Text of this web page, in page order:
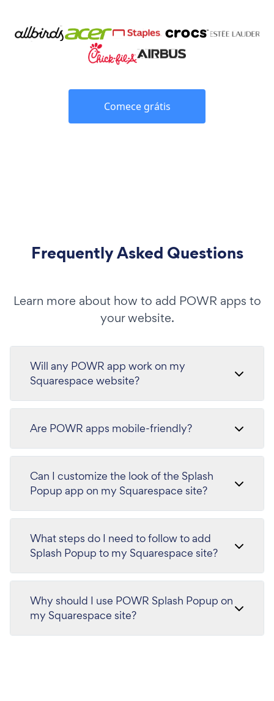
Comece grátis
Frequently Asked Questions
Learn more about how to add POWR apps to
your website.
Will any POWR app work on my
Squarespace website?
Are POWR apps mobile-friendly?
Can I customize the look of the Splash
Popup app on my Squarespace site?
What steps do I need to follow to add
Splash Popup to my Squarespace site?
Why should I use POWR Splash Popup on
my Squarespace site?